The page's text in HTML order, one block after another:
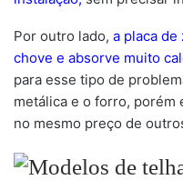
Por outro lado, a placa
chove e absorve muito
para esse tipo de
metálica e o forro,
no mesmo preço de